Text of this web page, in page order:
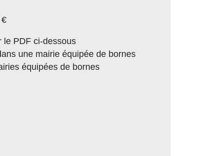
le PDF ci-dessous
une mairie équipée de bornes
équipées de bornes